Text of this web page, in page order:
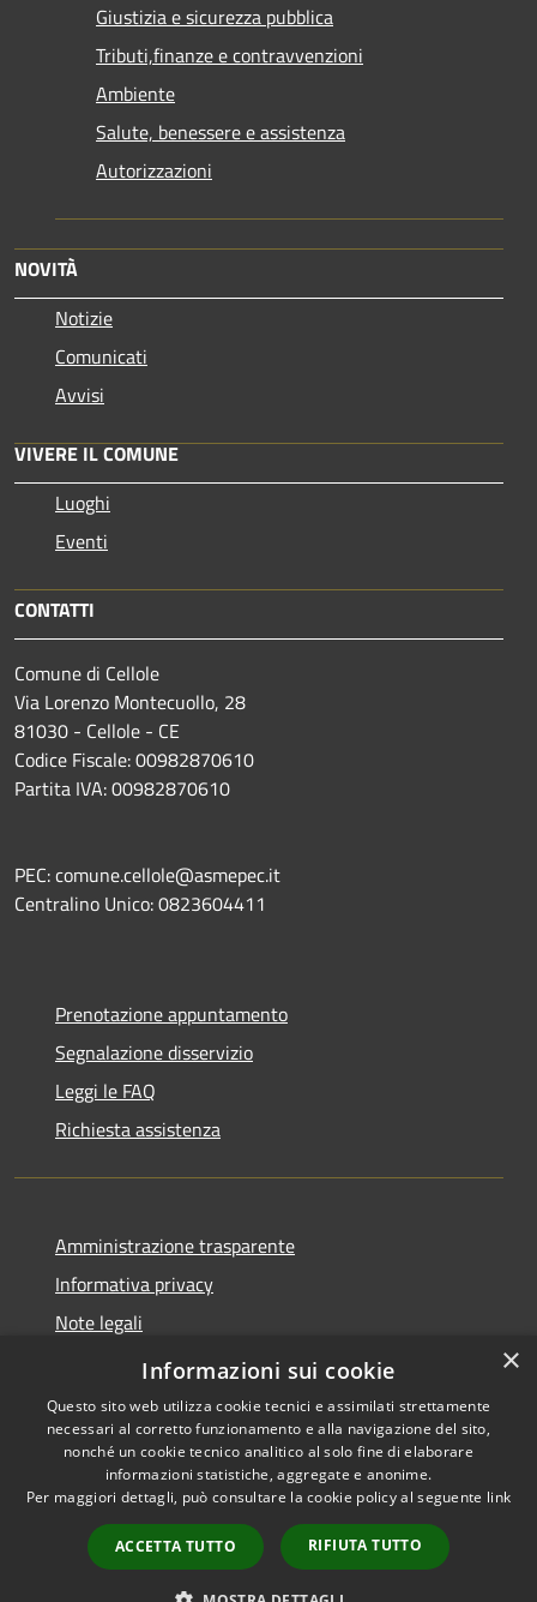
Giustizia e sicurezza pubblica
Tributi,finanze e contravvenzioni
Ambiente
Salute, benessere e assistenza
Autorizzazioni
NOVITÀ
Notizie
Comunicati
Avvisi
VIVERE IL COMUNE
Luoghi
Eventi
CONTATTI
Comune di Cellole
Via Lorenzo Montecuollo, 28
81030 - Cellole - CE
Codice Fiscale: 00982870610
Partita IVA: 00982870610
PEC: comune.cellole@asmepec.it
Centralino Unico: 0823604411
Prenotazione appuntamento
Segnalazione disservizio
Leggi le FAQ
Richiesta assistenza
Amministrazione trasparente
Informativa privacy
Note legali
Dichiarazione di accessibilità
Accessibilità
Copyright © 2026 • Comune di
Cellole • Powered by
Municipium•
Accesso
redazione
×
Informazioni sui cookie
Questo sito web utilizza cookie tecnici e assimilati strettamente
necessari al corretto funzionamento e alla navigazione del sito,
nonché un cookie tecnico analitico al solo fine di elaborare
informazioni statistiche, aggregate e anonime.
Per maggiori dettagli, può consultare la cookie policy al seguente link
ACCETTA TUTTO RIFIUTA TUTTO